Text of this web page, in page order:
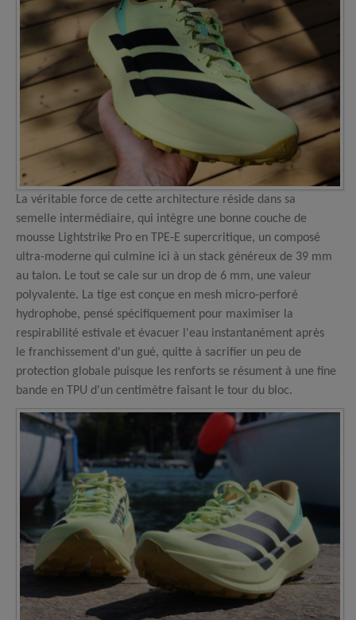
La véritable force de cette architecture réside dans sa
semelle intermédiaire, qui intègre une bonne couche de
mousse Lightstrike Pro en TPE-E supercritique, un composé
ultra-moderne qui culmine ici à un stack généreux de 39 mm
au talon. Le tout se cale sur un drop de 6 mm, une valeur
polyvalente. La tige est conçue en mesh micro-perforé
hydrophobe, pensé spécifiquement pour maximiser la
respirabilité estivale et évacuer l'eau instantanément après
le franchissement d'un gué, quitte à sacrifier un peu de
protection globale puisque les renforts se résument à une fine
bande en TPU d'un centimètre faisant le tour du bloc.